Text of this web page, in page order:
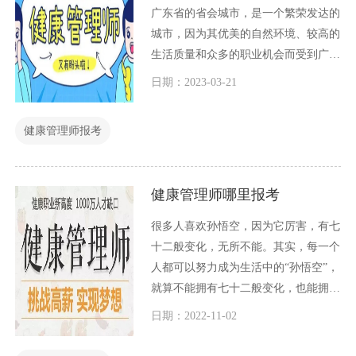
广东省的省会城市，是一个繁荣发达的
城市，因为其优美的自然环境、较高的
生活质量和众多的职业机会而受到广大
人们的喜爱。近年来，随着健康意识的
日期：2023-03-21
健康管理师报考
健康管理师哪里报考
很多人喜欢孙悟空，因为它厉害，有七
十二般变化，无所不能。其实，每一个
人都可以努力成为生活中的“孙悟空”，
就算不能拥有七十二般变化，也能拥有
多一点自身技能，在生活中，在工作
日期：2022-11-02